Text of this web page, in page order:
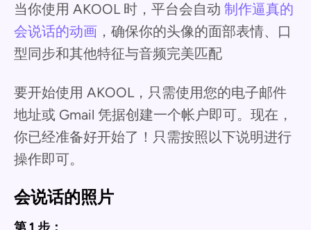
当你使用 AKOOL 时，平台会自动 制作逼真的
会说话的动画 ，确保你的头像的面部表情、口
型同步和其他特征与音频完美匹配
要开始使用 AKOOL，只需使用您的电子邮件
地址或 Gmail 凭据创建一个帐户即可。现在，
你已经准备好开始了！只需按照以下说明进行
操作即可。
会说话的照片